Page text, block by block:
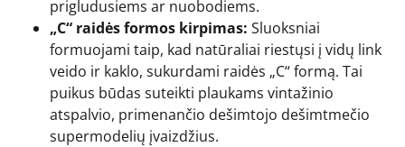
prigludusiems ar nuobodiems.
„C“ raidės formos kirpimas: Sluoksniai
formuojami taip, kad natūraliai riestųsi į vidų link
veido ir kaklo, sukurdami raidės „C“ formą. Tai
puikus būdas suteikti plaukams vintažinio
atspalvio, primenančio dešimtojo dešimtmečio
supermodelių įvaizdžius.